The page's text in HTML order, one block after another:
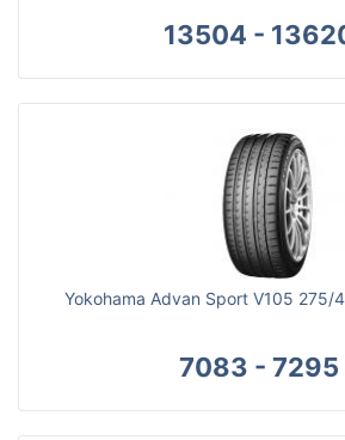
13504 -
Yokohama Advan Sport V105 275/
7083 - 7295